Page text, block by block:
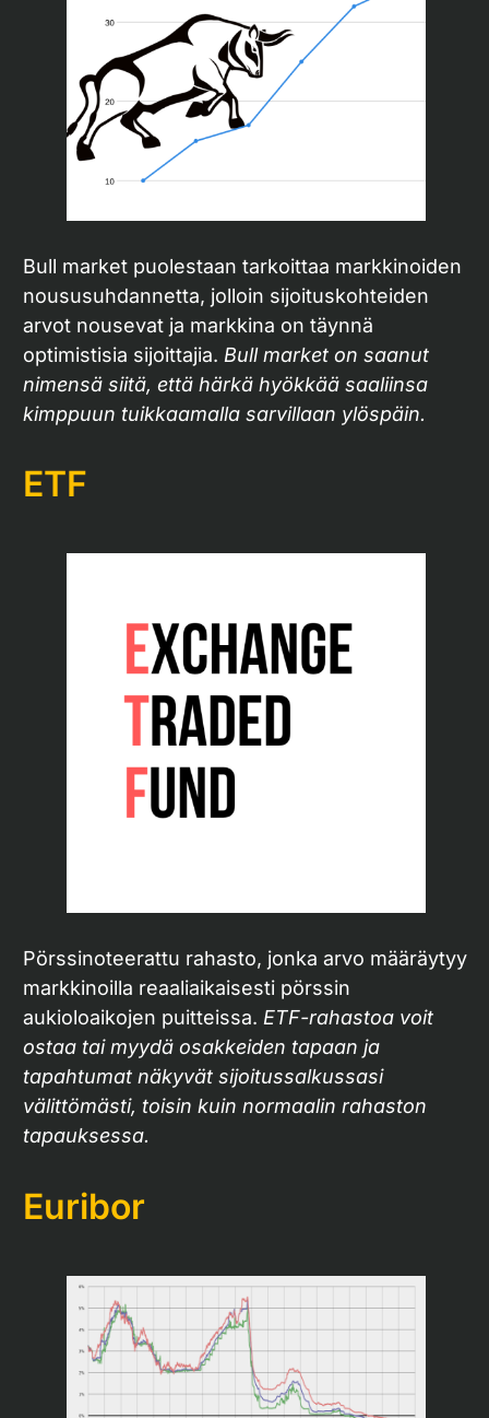
Bull market puolestaan tarkoittaa markkinoiden
noususuhdannetta, jolloin sijoituskohteiden
arvot nousevat ja markkina on täynnä
optimistisia sijoittajia. Bull market on saanut
nimensä siitä, että härkä hyökkää saaliinsa
kimppuun tuikkaamalla sarvillaan ylöspäin.
ETF
Pörssinoteerattu rahasto, jonka arvo määräytyy
markkinoilla reaaliaikaisesti pörssin
aukioloaikojen puitteissa. ETF-rahastoa voit
ostaa tai myydä osakkeiden tapaan ja
tapahtumat näkyvät sijoitussalkussasi
välittömästi, toisin kuin normaalin rahaston
tapauksessa.
Euribor